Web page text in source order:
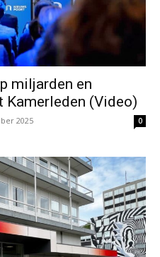
miljarden en
Kamerleden (Video)
2025 0